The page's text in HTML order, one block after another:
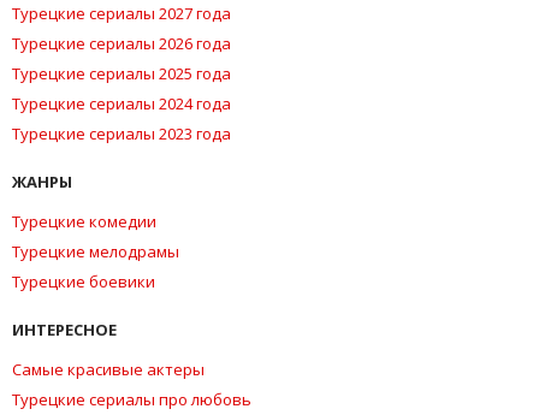
Турецкие сериалы 2027 года
Турецкие сериалы 2026 года
Турецкие сериалы 2025 года
Турецкие сериалы 2024 года
Турецкие сериалы 2023 года
ЖАНРЫ
Турецкие комедии
Турецкие мелодрамы
Турецкие боевики
ИНТЕРЕСНОЕ
Самые красивые актеры
Турецкие сериалы про любовь